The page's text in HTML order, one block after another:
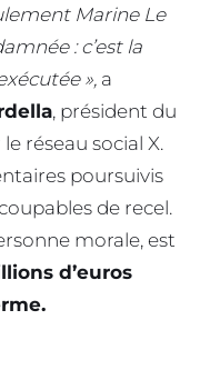
Marine Le
: c’est la
», a
, président du
réseau social X.
poursuivis
de recel.
morale, est
d’euros